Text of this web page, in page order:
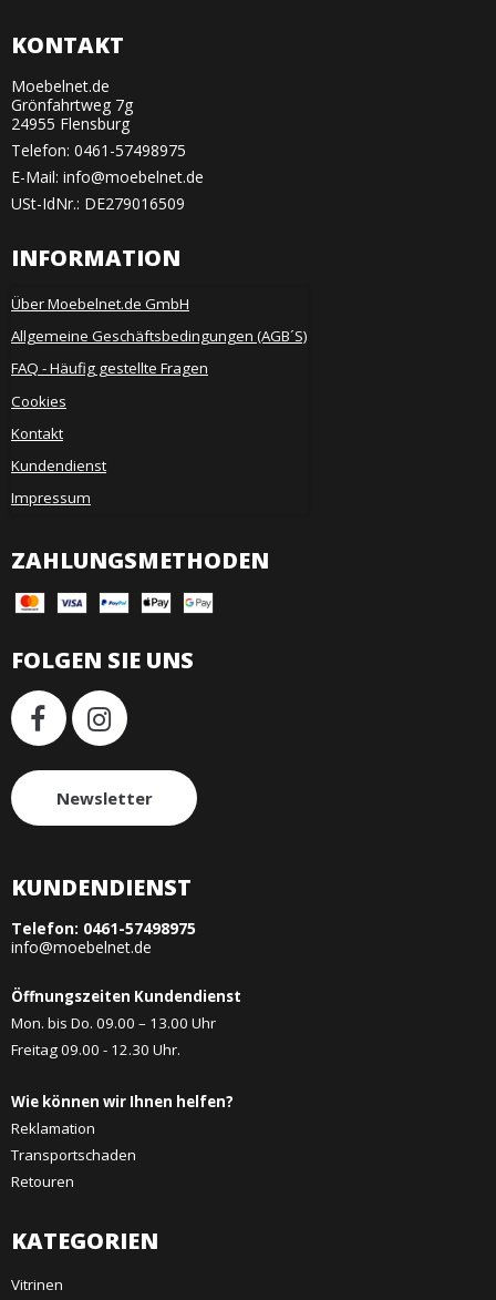
KONTAKT
Moebelnet.de
Grönfahrtweg 7g
24955 Flensburg
Telefon: 0461-57498975
E-Mail: info@moebelnet.de
USt-IdNr.: DE279016509
INFORMATION
Über Moebelnet.de GmbH
Allgemeine Geschäftsbedingungen (AGB´S)
FAQ - Häufig gestellte Fragen
Cookies
Kontakt
Kundendienst
Impressum
ZAHLUNGSMETHODEN
FOLGEN SIE UNS
Newsletter
KUNDENDIENST
Telefon: 0461-57498975
info@moebelnet.de
Öffnungszeiten Kundendienst
Mon. bis Do. 09.00 – 13.00 Uhr
Freitag 09.00 - 12.30 Uhr.
Wie können wir Ihnen helfen?
Reklamation
Transportschaden
Retouren
KATEGORIEN
Vitrinen